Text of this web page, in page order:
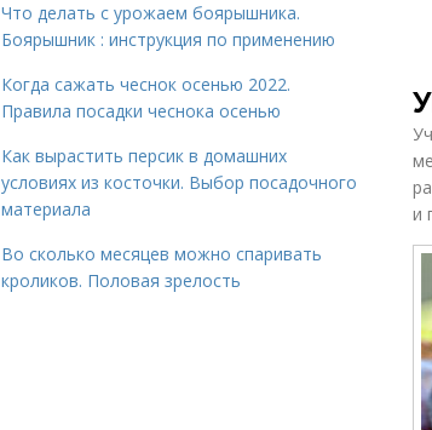
и
Что делать с урожаем боярышника.
Боярышник : инструкция по применению
Когда сажать чеснок осенью 2022.
Правила посадки чеснока осенью
Как вырастить персик в домашних
условиях из косточки. Выбор посадочного
материала
Во сколько месяцев можно спаривать
кроликов. Половая зрелость